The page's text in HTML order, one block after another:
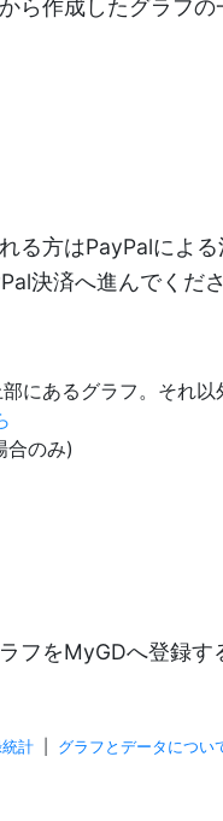
ら作成したグラフ
る方はPayPalによ
決済へ進んでくださ
にあるグラフ。それ
合のみ)
フをMyGDへ登録す
計 グラフとデータについ